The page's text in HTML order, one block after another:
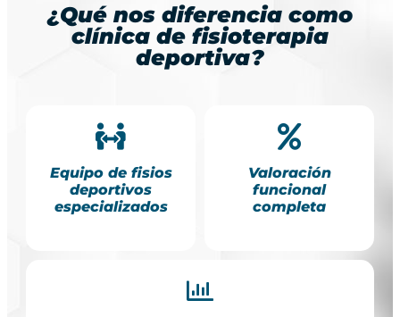
¿Qué nos diferencia como
clínica de fisioterapia
deportiva?
Equipo de fisios
deportivos
especializados
Valoración
funcional
completa